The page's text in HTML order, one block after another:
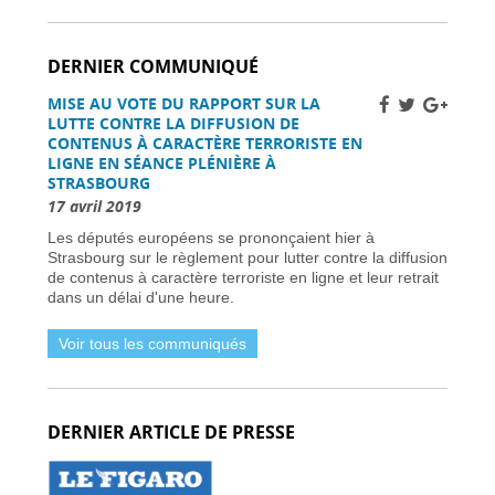
Améliorer la sécurité routière des jeunes
Grève des pilotes Lufthansa : perturbations de
Une nouvelle ère d’ici 2030 -31 mars 2026
Élections municipales à Nice 2026 : enjeux et
candidats - 31 mars 2026
Dernière chance pour les skieurs cette saison -
31 mars 2026
Vol Ryanair : des passagers bloqués en France
à cause des retards de l’EES -31 mars 2026
Air France-KLM augmente les tarifs long-
courrier face à la crise pétrolière du Moyen-
Orient -30 mars 2026
Nationaux britanniques à double nationalité:
défis de renouvellement de passeport dans le
L’extrême droite et la gauche enregistrent des
gains importants - 30 mars 2026
Sénat français approuve la loi sur l’ANPR pour
renforcer les moyens de lutte contre la
DERNIER COMMUNIQUÉ
MISE AU VOTE DU RAPPORT SUR LA
LUTTE CONTRE LA DIFFUSION DE
CONTENUS À CARACTÈRE TERRORISTE EN
LIGNE EN SÉANCE PLÉNIÈRE À
STRASBOURG
17 avril 2019
Les députés européens se prononçaient hier à
Strasbourg sur le règlement pour lutter contre la diffusion
de contenus à caractère terroriste en ligne et leur retrait
dans un délai d'une heure.
Voir tous les communiqués
DERNIER ARTICLE DE PRESSE